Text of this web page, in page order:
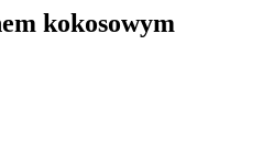
kokosowym